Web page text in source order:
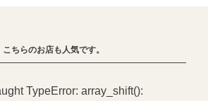
こちらのお店も人気です。
TypeError: array_shift():